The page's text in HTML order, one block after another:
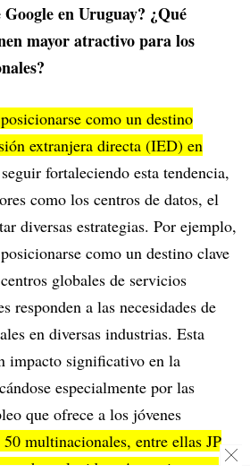
en Uruguay? ¿Qué
mayor atractivo para los
como un destino
extranjera directa (IED) en
fortaleciendo esta tendencia,
como los centros de datos, el
diversas estrategias. Por ejemplo,
como un destino clave
globales de servicios
responden a las necesidades de
en diversas industrias. Esta
impacto significativo en la
especialmente por las
que ofrece a los jóvenes
multinacionales, entre ellas JP
han elegido a Argentina para